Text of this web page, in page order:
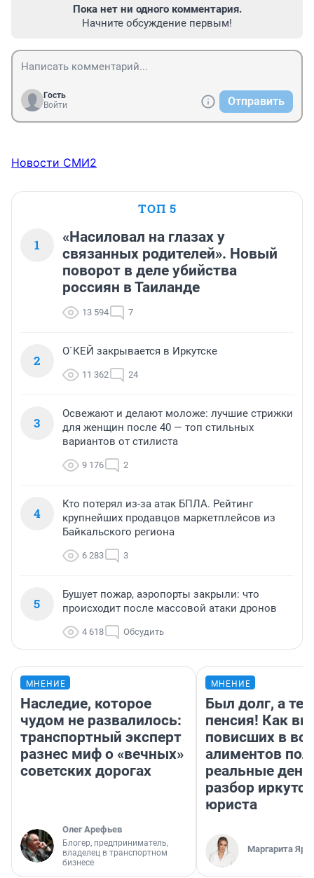
Пока нет ни одного комментария.
Начните обсуждение первым!
Гость
Войти
Отправить
Новости СМИ2
ТОП 5
1
«Насиловал на глазах у
связанных родителей». Новый
поворот в деле убийства
россиян в Таиланде
13 594 7
2
О`КЕЙ закрывается в Иркутске
11 362 24
3
Освежают и делают моложе: лучшие стрижки
для женщин после 40 — топ стильных
вариантов от стилиста
9 176 2
4
Кто потерял из-за атак БПЛА. Рейтинг
крупнейших продавцов маркетплейсов из
Байкальского региона
6 283 3
5
Бушует пожар, аэропорты закрыли: что
происходит после массовой атаки дронов
4 618 Обсудить
МНЕНИЕ
Наследие, которое
чудом не развалилось:
транспортный эксперт
разнес миф о «вечных»
советских дорогах
Олег Арефьев
Блогер, предприниматель,
владелец в транспортном
бизнесе
МНЕНИЕ
Был долг, а
пенсия! Как
повисших в
алиментов
реальные
разбор
юриста
Маргарита